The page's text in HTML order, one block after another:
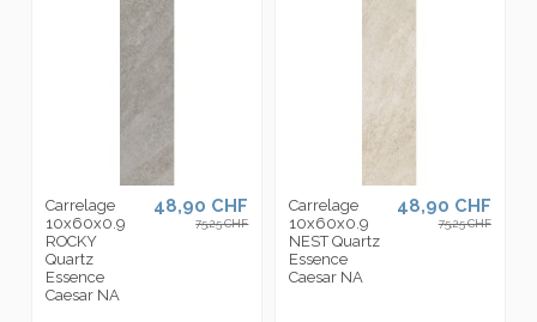
Carrelage
10x60x0.9
ROCKY
Quartz
Essence
Caesar NA
48,90 CHF
75,25 CHF
Carrelage
10x60x0.9
NEST Quartz
Essence
Caesar NA
48,90 CHF
75,25 CHF